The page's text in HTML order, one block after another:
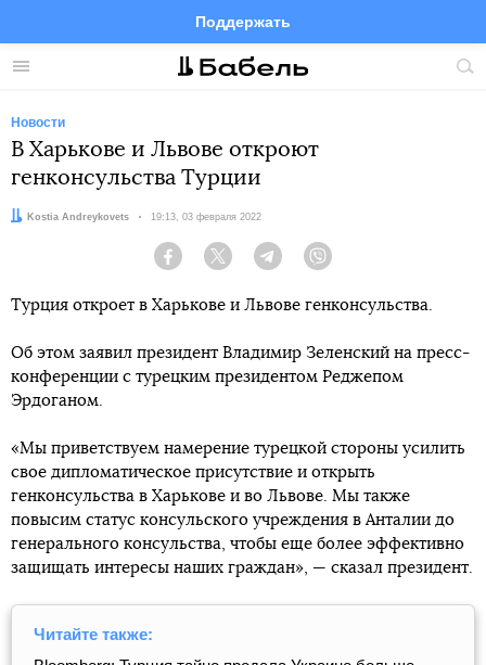
Меню
Поддержать
FacebookTelegramTwitter
Новости
В Харькове и Львове откроют
генконсульства Турции
Автор:Kostia Andreykovets Дата:
19:13, 03 февраля 2022
Facebook Twitter Telegram
Турция откроет в Харькове и Львове генконсульства.
Об этом заявил президент Владимир Зеленский на пресс-
конференции с турецким президентом Реджепом
Эрдоганом.
«Мы приветствуем намерение турецкой стороны усилить
свое дипломатическое присутствие и открыть
генконсульства в Харькове и во Львове. Мы также
повысим статус консульского учреждения в Анталии до
генерального консульства, чтобы еще более эффективно
защищать интересы наших граждан», — сказал президент.
Читайте также: